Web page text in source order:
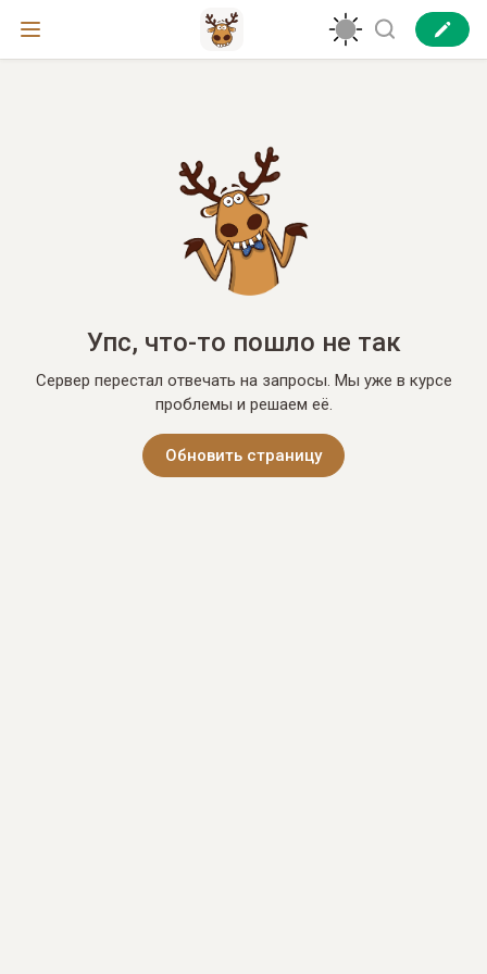
Упс, что-то пошло не так
Сервер перестал отвечать на запросы. Мы уже в курсе
проблемы и решаем её.
Обновить страницу